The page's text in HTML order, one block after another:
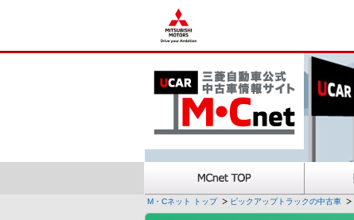
M・Cネット トップ ピックアップトラックの中古車